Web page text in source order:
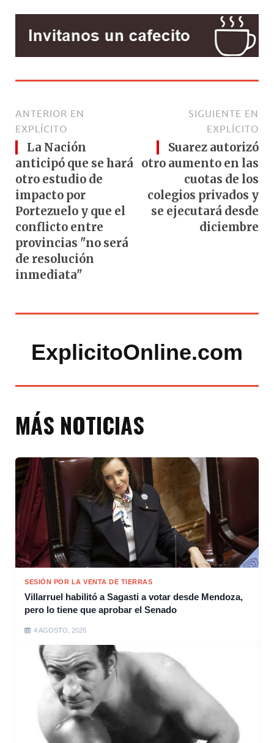
ANTERIOR EN
EXPLÍCITO
La Nación
anticipó que se hará
otro estudio de
impacto por
Portezuelo y que el
conflicto entre
provincias "no será
de resolución
inmediata"
SIGUIENTE EN
EXPLÍCITO
Suarez autorizó
otro aumento en las
cuotas de los
colegios privados y
se ejecutará desde
diciembre
ExplicitoOnline.com
MÁS NOTICIAS
SESIÓN POR LA VENTA DE TIERRAS
Villarruel habilitó a Sagasti a votar desde Mendoza,
pero lo tiene que aprobar el Senado
4 AGOSTO, 2026